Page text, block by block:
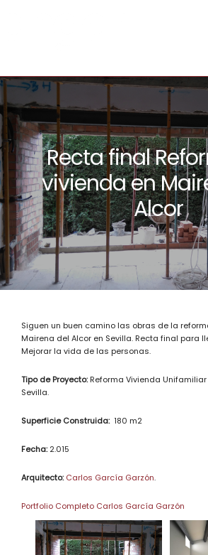
Recta final
vivienda en
Alcor
Siguen un buen camino las obras de la
Mairena del Alcor en Sevilla. Recta final para
Mejorar la vida de las personas.
Tipo de Proyecto:Reforma Vivienda
Sevilla.
Superficie Construida: 180 m2
Fecha:2.015
Arquitecto: Carlos García Garzón.
Portfolio Completo Carlos García Garzón